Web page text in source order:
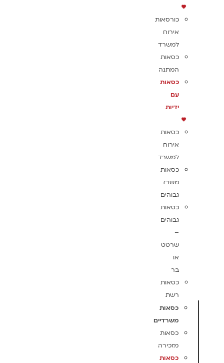
כורסאות
אירוח
למשרד
כסאות
המתנה
כסאות
עם
ידיות
כסאות
אירוח
למשרד
כסאות
משרד
גבוהים
כסאות
גבוהים
–
שרטט
או
בר
כסאות
רשת
כסאות
משרדיים
כסאות
מזכירה
כסאות